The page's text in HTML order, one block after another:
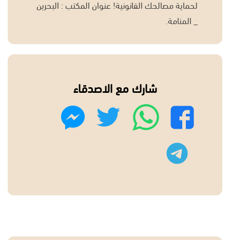
لحماية مصالحك القانونية! عنوان المكتب : البحرين
_ المنامة.
شارك مع الاصدقاء
فيسبوك
واتساب تويتر